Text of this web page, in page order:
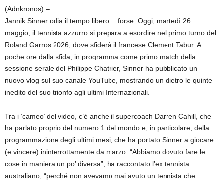
(Adnkronos) –
Jannik Sinner odia il tempo libero… forse. Oggi, martedì 26
maggio, il tennista azzurro si prepara a esordire nel primo turno del
Roland Garros 2026, dove sfiderà il francese Clement Tabur. A
poche ore dalla sfida, in programma come primo match della
sessione serale del Philippe Chatrier, Sinner ha pubblicato un
nuovo vlog sul suo canale YouTube, mostrando un dietro le quinte
inedito del suo trionfo agli ultimi Internazionali.
Tra i ‘cameo’ del video, c’è anche il supercoach Darren Cahill, che
ha parlato proprio del numero 1 del mondo e, in particolare, della
programmazione degli ultimi mesi, che ha portato Sinner a giocare
(e vincere) ininterrottamente da marzo: “Abbiamo dovuto fare le
cose in maniera un po’ diversa”, ha raccontato l’ex tennista
australiano, “perché non avevamo mai avuto un tennista che